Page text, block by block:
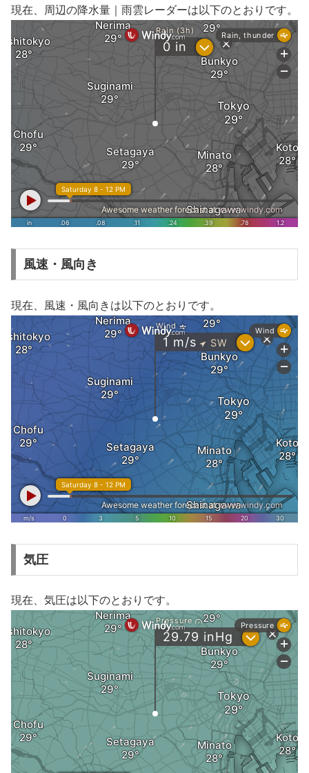
現在、周辺の降水量｜雨雲レーダーは以下のとおりです。
風速・風向き
現在、風速・風向きは以下のとおりです。
気圧
現在、気圧は以下のとおりです。